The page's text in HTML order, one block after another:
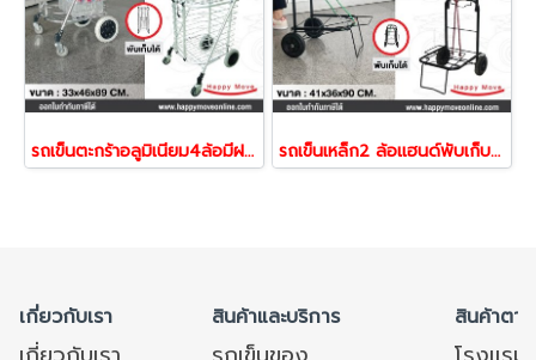
รถเข็นตะกร้าอลูมิเนียม4ล้อมีฝาพับเก็บได้ 41165 พร้อมส่ง Happy Move รถเข็นเหล็ก2 ล้อแฮนด์พับเก็บได้ Happy move 40472
เกี่ยวกับเรา สินค้าและบริการ สินค้าตา